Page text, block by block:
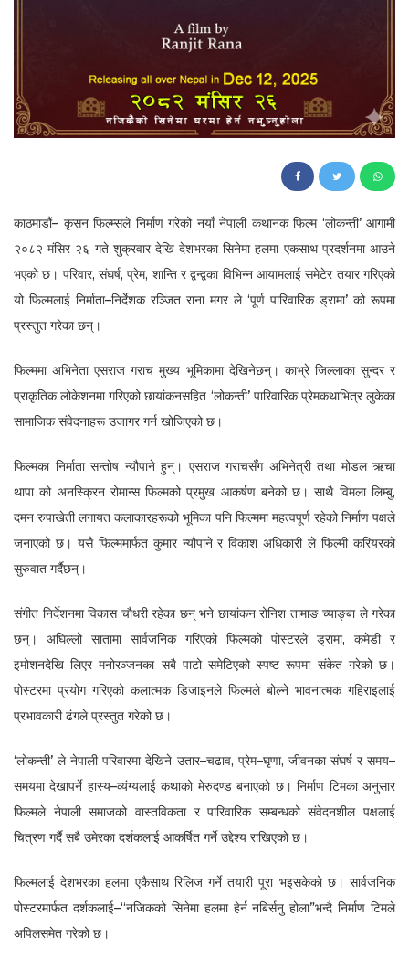
काठमाडौं– कृसन फिल्म्सले निर्माण गरेको नयाँ नेपाली कथानक फिल्म ‘लोकन्ती’ आगामी
२०८२ मंसिर २६ गते शुक्रवार देखि देशभरका सिनेमा हलमा एकसाथ प्रदर्शनमा आउने
भएको छ। परिवार, संघर्ष, प्रेम, शान्ति र द्वन्द्वका विभिन्न आयामलाई समेटेर तयार गरिएको
यो फिल्मलाई निर्माता–निर्देशक रञ्जित राना मगर ले ‘पूर्ण पारिवारिक ड्रामा’ को रूपमा
प्रस्तुत गरेका छन्।
फिल्ममा अभिनेता एसराज गराच मुख्य भूमिकामा देखिनेछन्। काभ्रे जिल्लाका सुन्दर र
प्राकृतिक लोकेशनमा गरिएको छायांकनसहित ‘लोकन्ती’ पारिवारिक प्रेमकथाभित्र लुकेका
सामाजिक संवेदनाहरू उजागर गर्न खोजिएको छ।
फिल्मका निर्माता सन्तोष न्यौपाने हुन्। एसराज गराचसँग अभिनेत्री तथा मोडल ऋचा
थापा को अनस्क्रिन रोमान्स फिल्मको प्रमुख आकर्षण बनेको छ। साथै विमला लिम्बु,
दमन रुपाखेती लगायत कलाकारहरूको भूमिका पनि फिल्ममा महत्वपूर्ण रहेको निर्माण पक्षले
जनाएको छ। यसै फिल्ममार्फत कुमार न्यौपाने र विकाश अधिकारी ले फिल्मी करियरको
सुरुवात गर्दैछन्।
संगीत निर्देशनमा विकास चौधरी रहेका छन् भने छायांकन रोनिश तामाङ च्याङ्बा ले गरेका
छन्। अघिल्लो सातामा सार्वजनिक गरिएको फिल्मको पोस्टरले ड्रामा, कमेडी र
इमोशनदेखि लिएर मनोरञ्जनका सबै पाटो समेटिएको स्पष्ट रूपमा संकेत गरेको छ।
पोस्टरमा प्रयोग गरिएको कलात्मक डिजाइनले फिल्मले बोल्ने भावनात्मक गहिराइलाई
प्रभावकारी ढंगले प्रस्तुत गरेको छ।
‘लोकन्ती’ ले नेपाली परिवारमा देखिने उतार–चढाव, प्रेम–घृणा, जीवनका संघर्ष र समय–
समयमा देखापर्ने हास्य–व्यंग्यलाई कथाको मेरुदण्ड बनाएको छ। निर्माण टिमका अनुसार
फिल्मले नेपाली समाजको वास्तविकता र पारिवारिक सम्बन्धको संवेदनशील पक्षलाई
चित्रण गर्दै सबै उमेरका दर्शकलाई आकर्षित गर्ने उद्देश्य राखिएको छ।
फिल्मलाई देशभरका हलमा एकैसाथ रिलिज गर्ने तयारी पूरा भइसकेको छ। सार्वजनिक
पोस्टरमार्फत दर्शकलाई–“नजिकको सिनेमा हलमा हेर्न नबिर्सनु होला”भन्दै निर्माण टिमले
अपिलसमेत गरेको छ।